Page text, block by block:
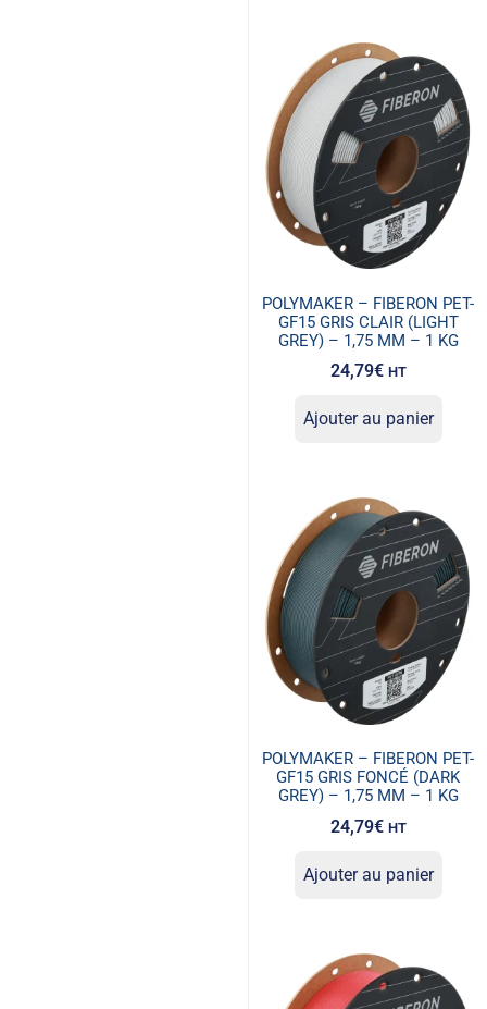
POLYMAKER – FIBERON PET-
GF15 GRIS CLAIR (LIGHT
GREY) – 1,75 MM – 1 KG
24,79€ HT
Ajouter au panier
POLYMAKER – FIBERON PET-
GF15 GRIS FONCÉ (DARK
GREY) – 1,75 MM – 1 KG
24,79€ HT
Ajouter au panier